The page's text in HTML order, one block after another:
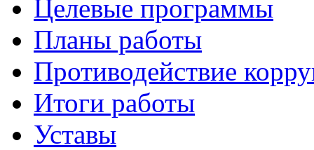
Целевые программы
Планы работы
Противодействие
Итоги работы
Уставы